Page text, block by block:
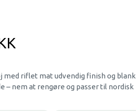
med riflet mat udvendig finish og blank
– nem at rengøre og passer til nordisk